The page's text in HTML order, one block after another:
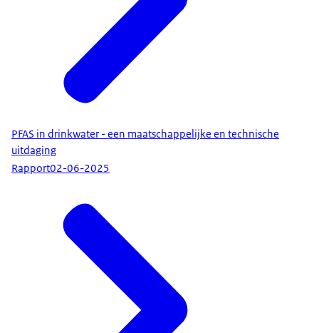
PFAS in drinkwater - een maatschappelijke en technische
uitdaging
Rapport02-06-2025